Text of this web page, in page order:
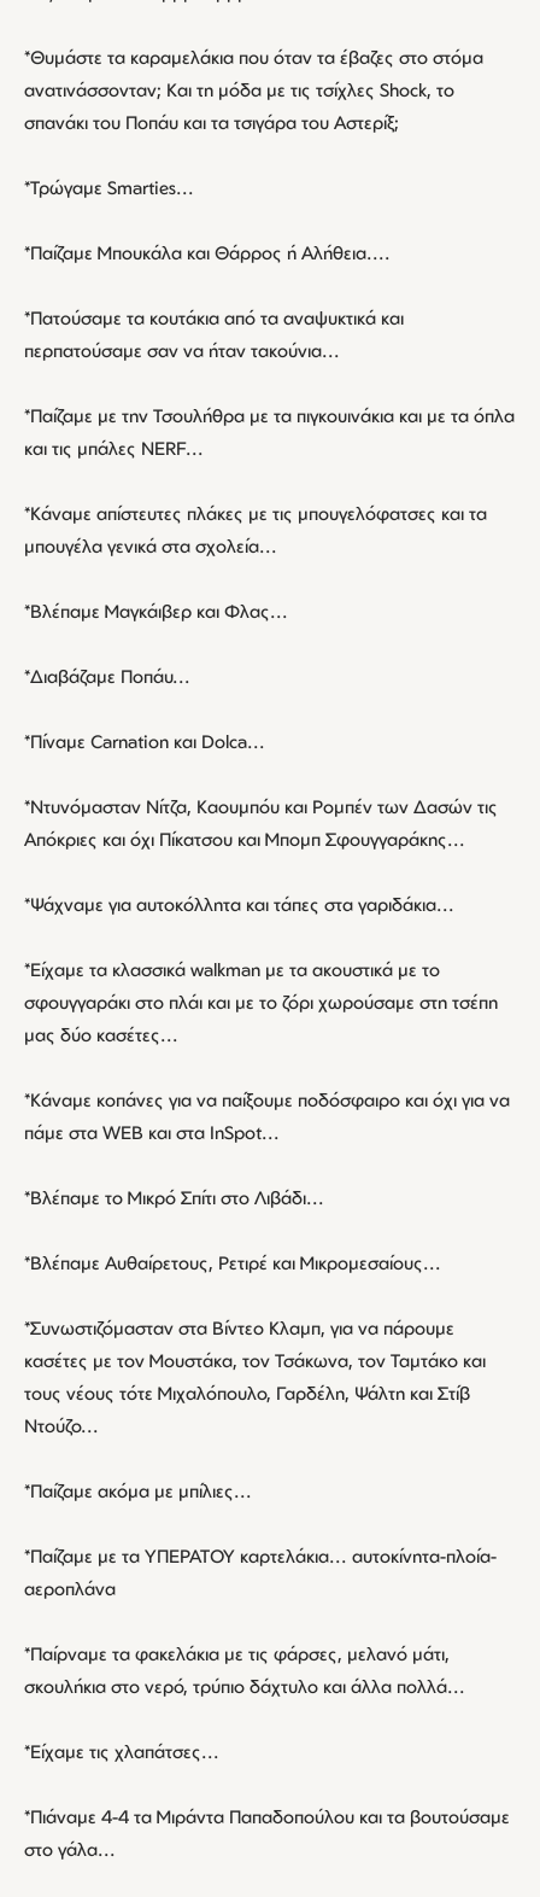
*Θυμάστε τα καραμελάκια που όταν τα έβαζες στο στόμα
ανατινάσσονταν; Και τη μόδα με τις τσίχλες Shock, το
σπανάκι του Ποπάυ και τα τσιγάρα του Αστερίξ;
*Τρώγαμε Smarties...
*Παίζαμε Μπουκάλα και Θάρρος ή Αλήθεια....
*Πατούσαμε τα κουτάκια από τα αναψυκτικά και
περπατούσαμε σαν να ήταν τακούνια...
*Παίζαμε με την Τσουλήθρα με τα πιγκουινάκια και με τα όπλα
και τις μπάλες NERF...
*Κάναμε απίστευτες πλάκες με τις μπουγελόφατσες και τα
μπουγέλα γενικά στα σχολεία...
*Βλέπαμε Μαγκάιβερ και Φλας...
*Διαβάζαμε Ποπάυ...
*Πίναμε Carnation και Dolca...
*Ντυνόμασταν Νίτζα, Καουμπόυ και Ρομπέν των Δασών τις
Απόκριες και όχι Πίκατσου και Μπομπ Σφουγγαράκης...
*Ψάχναμε για αυτοκόλλητα και τάπες στα γαριδάκια...
*Είχαμε τα κλασσικά walkman με τα ακουστικά με το
σφουγγαράκι στο πλάι και με το ζόρι χωρούσαμε στη τσέπη
μας δύο κασέτες...
*Κάναμε κοπάνες για να παίξουμε ποδόσφαιρο και όχι για να
πάμε στα WEB και στα InSpot...
*Βλέπαμε το Μικρό Σπίτι στο Λιβάδι...
*Βλέπαμε Αυθαίρετους, Ρετιρέ και Μικρομεσαίους...
*Συνωστιζόμασταν στα Βίντεο Κλαμπ, για να πάρουμε
κασέτες με τον Μουστάκα, τον Τσάκωνα, τον Ταμτάκο και
τους νέους τότε Μιχαλόπουλο, Γαρδέλη, Ψάλτη και Στίβ
Ντούζο...
*Παίζαμε ακόμα με μπίλιες...
*Παίζαμε με τα ΥΠΕΡΑΤΟΥ καρτελάκια... αυτοκίνητα-πλοία-
αεροπλάνα
*Παίρναμε τα φακελάκια με τις φάρσες, μελανό μάτι,
σκουλήκια στο νερό, τρύπιο δάχτυλο και άλλα πολλά...
*Είχαμε τις χλαπάτσες...
*Πιάναμε 4-4 τα Μιράντα Παπαδοπούλου και τα βουτούσαμε
στο γάλα...